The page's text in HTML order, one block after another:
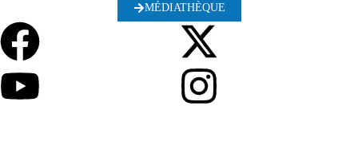
MÉDIATHÈQUE